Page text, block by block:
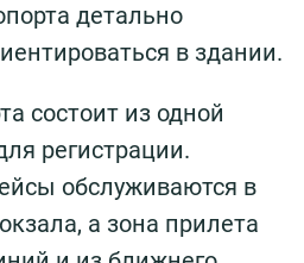
детально
в здании.
состоит из одной
регистрации.
обслуживаются в
а зона прилета